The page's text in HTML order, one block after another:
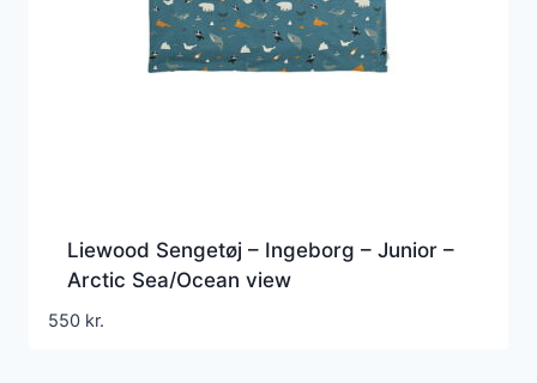
Liewood Sengetøj – Ingeborg – Junior –
Arctic Sea/Ocean view
550 kr.